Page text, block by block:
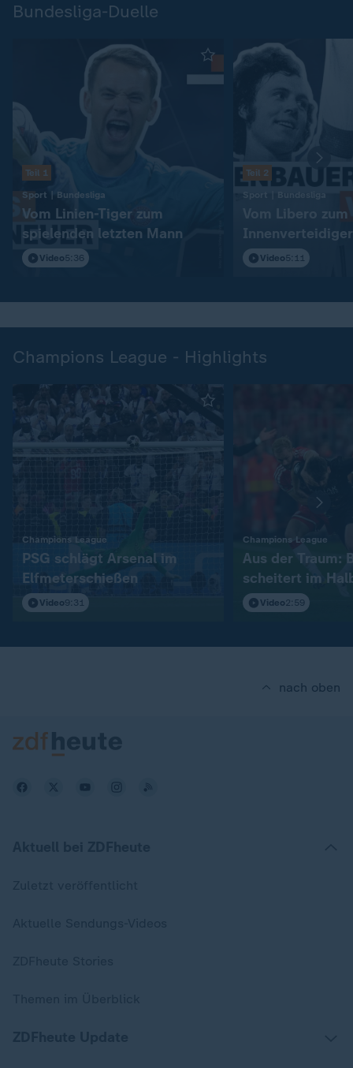
Bundesliga-Duelle
Teil 1
Sport | Bundesliga
Vom Linien-Tiger zum
spielenden letzten Mann
Video5:36
Teil 2
Sport | Bundesliga
Vom Libero
Innenverteidiger
Video5:11
Champions League - Highlights
Champions League
PSG schlägt Arsenal im
Elfmeterschießen
Video9:31
Champions League
Aus der Traum:
scheitert im
Video2:59
nach oben